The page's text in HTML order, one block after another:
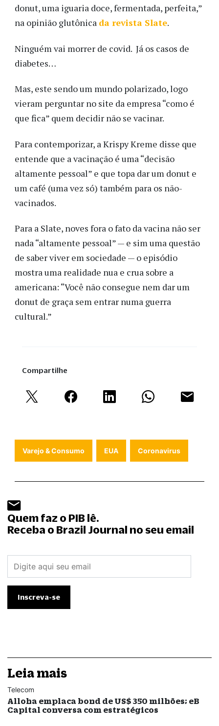
donut, uma iguaria doce, fermentada, perfeita,”
na opinião glutônica da revista Slate.
Ninguém vai morrer de covid. Já os casos de
diabetes…
Mas, este sendo um mundo polarizado, logo
vieram perguntar no site da empresa “como é
que fica” quem decidir não se vacinar.
Para contemporizar, a Krispy Kreme disse que
entende que a vacinação é uma “decisão
altamente pessoal” e que topa dar um donut e
um café (uma vez só) também para os não-
vacinados.
Para a Slate, noves fora o fato da vacina não ser
nada “altamente pessoal” — e sim uma questão
de saber viver em sociedade — o episódio
mostra uma realidade nua e crua sobre a
americana: “Você não consegue nem dar um
donut de graça sem entrar numa guerra
cultural.”
Compartilhe
Varejo & Consumo EUA Coronavirus
Quem faz o PIB lê.
Receba o Brazil Journal no seu email
Leia mais
Telecom
Alloha emplaca bond de US$ 350 milhões; eB
Capital conversa com estratégicos